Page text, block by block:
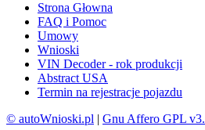
Strona Głowna
FAQ i Pomoc
Umowy
Wnioski
VIN Decoder - rok produkcji
Abstract USA
Termin na rejestracje pojazdu
© autoWnioski.pl | Gnu Affero GPL v3.